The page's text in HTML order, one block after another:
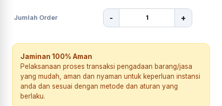
Jumlah Order - +
Jaminan 100% Aman
Pelaksanaan proses transaksi pengadaan barang/jasa
yang mudah, aman dan nyaman untuk keperluan instansi
anda dan sesuai dengan metode dan aturan yang
berlaku.